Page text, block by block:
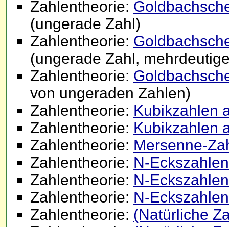
Zahlentheorie:
(ungerade Zahl)
Zahlentheorie:
(ungerade Zahl,
Zahlentheorie:
von ungeraden Zahlen)
Zahlentheorie: Kubikzahlen
Zahlentheorie: Kubikzahlen
Zahlentheorie: Mersenne-
Zahlentheorie: N-
Zahlentheorie: N-
Zahlentheorie: N-
Zahlentheorie: (Natürliche